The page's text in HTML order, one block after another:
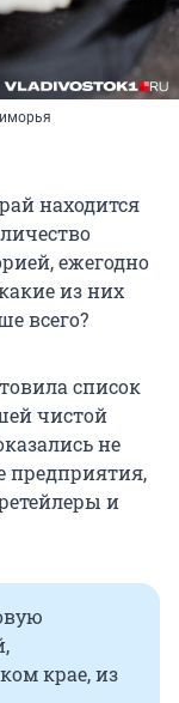
находится
ежегодно
из них
всего?
список
чистой
не
предприятия,
и
крае, из